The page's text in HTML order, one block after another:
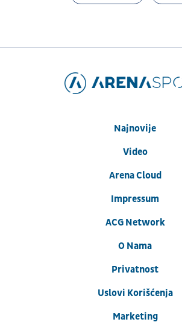
Najnovije
Video
Arena Cloud
Impressum
ACG Network
O Nama
Privatnost
Uslovi Korišćenja
Marketing